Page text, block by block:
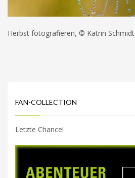
Herbst fotografieren, © Katrin Schmidt
FAN-COLLECTION
Letzte Chance!